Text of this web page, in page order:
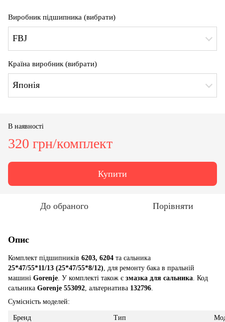
Виробник підшипника (вибрати)
FBJ
Країна виробник (вибрати)
Японія
В наявності
320 грн/комплект
Купити
До обраного Порівняти
Опис
Комплект підшипників 6203, 6204 та сальника
25*47/55*11/13 (25*47/55*8/12) , для ремонту бака в пральній
машині Gorenje . У комплекті також є змазка для сальника . Код
сальника Gorenje 553092 , альтернатива 132796
Сумісність моделей:
Бренд Тип